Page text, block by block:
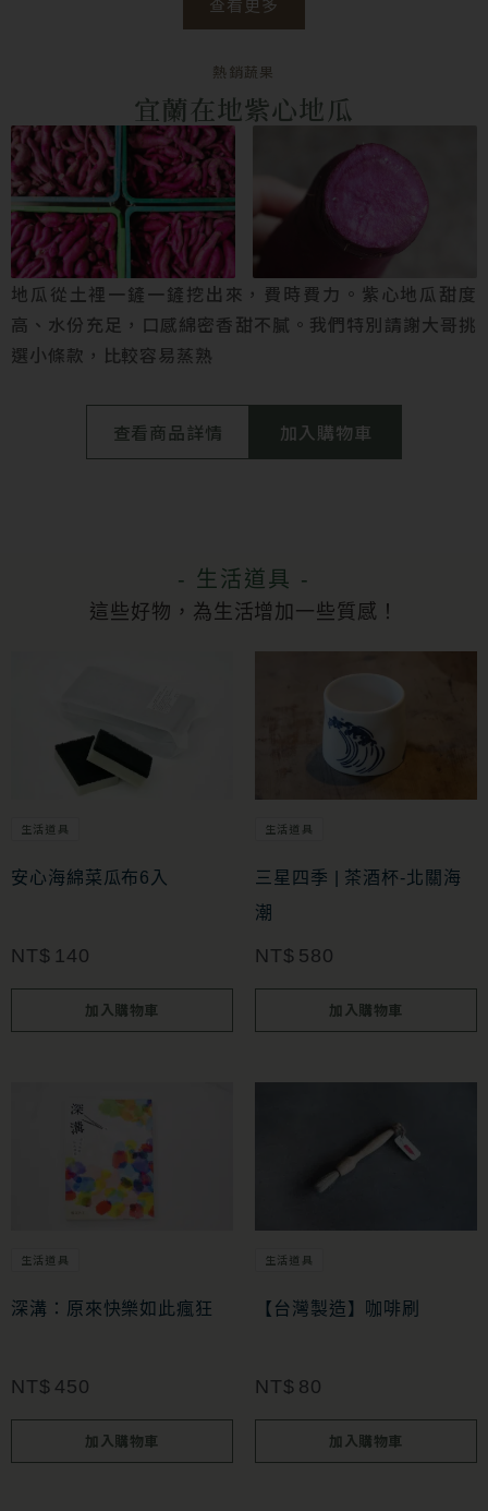
查看更多
熱銷蔬果
宜蘭在地紫心地瓜
地瓜從土裡一鏟一鏟挖出來，費時費力。紫心地瓜甜度
高、水份充足，口感綿密香甜不膩。我們特別請謝大哥挑
選小條款，比較容易蒸熟
查看商品詳情 加入購物車
- 生活道具 -
這些好物，為生活增加一些質感！
生活道具
安心海綿菜瓜布6入
NT$ 140
加入購物車
生活道具
三星四季 | 茶酒杯-北關海
潮
NT$ 580
加入購物車
生活道具
深溝：原來快樂如此瘋狂
NT$ 450
加入購物車
生活道具
【台灣製造】咖啡刷
NT$ 80
加入購物車